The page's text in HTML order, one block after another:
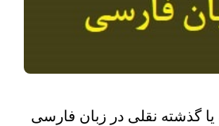
گذشته نقلی در زبان فارسی